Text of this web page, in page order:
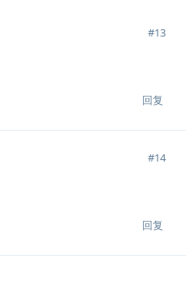
#13
回复
#14
回复